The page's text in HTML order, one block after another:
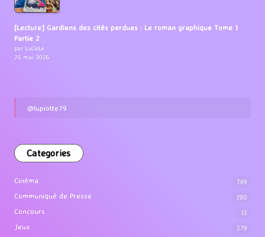
[Lecture] Gardiens des cités perdues : Le roman graphique Tome 1
Partie 2
par LuCioLe
25 mai 2026
@lupiotte79
Categories
Cinéma 749
Communiqué de Presse 190
Concours 12
Jeux 279